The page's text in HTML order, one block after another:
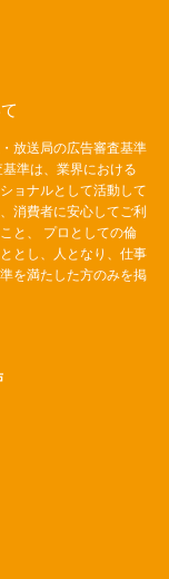
放送局の広告審査基準
準は、業界における
ョナルとして活動して
消費者に安心してご利
と、 プロとしての倫
とし、人となり、仕事
を満たした方のみを掲